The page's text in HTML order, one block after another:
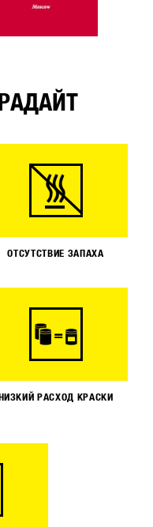
ОТСУТСТВИЕ ЗАПАХА
НИЗКИЙ РАСХОД КРАСКИ